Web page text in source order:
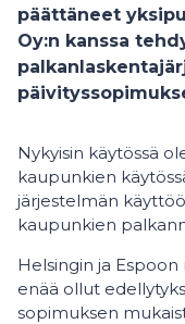
päättäneet
Oy:n kanssa
Nykyisin käytössä
kaupunkien
järjestelmän
kaupunkien
Helsingin ja
enää ollut
sopimuksen